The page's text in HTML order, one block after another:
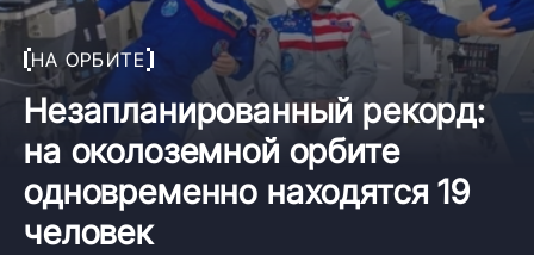
НА ОРБИТЕ
Незапланированный рекорд:
на околоземной орбите
одновременно находятся 19
человек